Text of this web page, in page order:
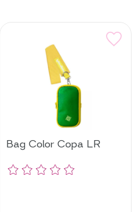
Bag Color Copa LR